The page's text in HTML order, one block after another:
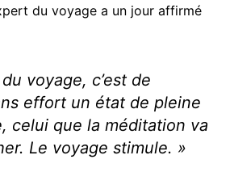
du voyage a un jour affirmé
voyage, c’est de
effort un état de pleine
celui que la méditation va
Le voyage stimule. »